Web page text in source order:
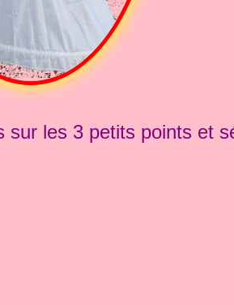
sur les 3 petits points et